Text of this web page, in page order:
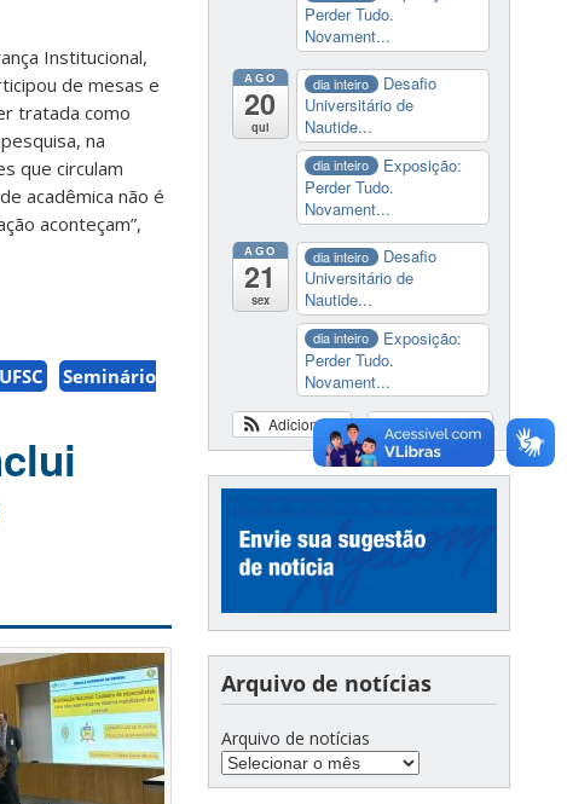
Institucional,
de mesas e
tratada como
na
que circulam
acadêmica não é
aconteçam”,
Seminário
Perder Tudo.
Novament...
AGO
20
qui
dia inteiro
Desafio
Universitário de
Nautide...
dia inteiro
Exposição:
Perder Tudo.
Novament...
AGO
21
sex
dia inteiro
Desafio
Universitário de
Nautide...
dia inteiro
Exposição:
Perder Tudo.
Novament...
Ver calendário
Adicionar
Arquivo de notícias
Arquivo de notícias